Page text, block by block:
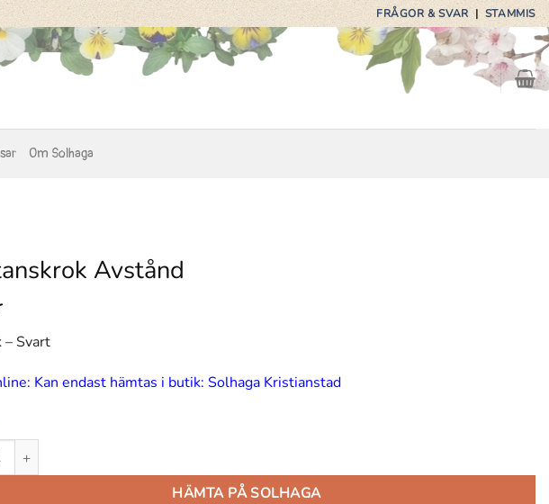
FRÅGOR & SVAR|STAMMIS
Om Solhaga
Avstånd
– Svart
Kan endast hämtas i butik: Solhaga Kristianstad
Avstånd mängd
HÄMTA PÅ SOLHAGA